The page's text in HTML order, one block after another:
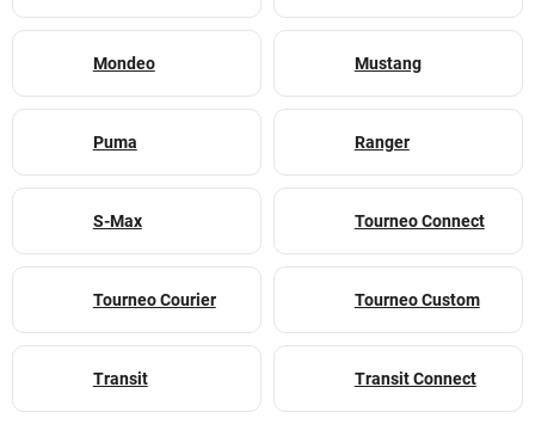
Mondeo Mustang
Puma Ranger
S-Max Tourneo Connect
Tourneo Courier Tourneo Custom
Transit Transit Connect